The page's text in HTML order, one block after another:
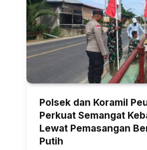
Polsek dan Koramil
Perkuat Semangat
Lewat Pemasangan
Putih